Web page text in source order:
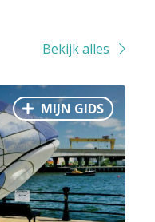
Bekijk alles
MIJN GIDS